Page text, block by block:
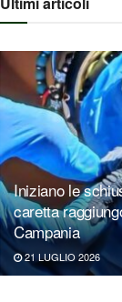
Iniziano le
caretta
Campania
21 LUGLIO 2026